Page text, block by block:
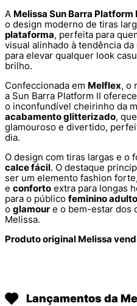
A Melissa Sun Barra Platform
o design moderno de tiras
plataforma, perfeita para
visual alinhado à tendência da
para elevar qualquer look
brilho.
Confeccionada em Melflex, o
a Sun Barra Platform II oferece
o inconfundível cheirinho da
acabamento glitterizado,
glamouroso e divertido,
dia.
O design com tiras largas e o
calce fácil. O destaque
ser um elemento fashion
e conforto extra para longas
para o público feminino adulto
o glamour e o bem-estar dos
Melissa.
Produto original Melissa
Lançamentos da